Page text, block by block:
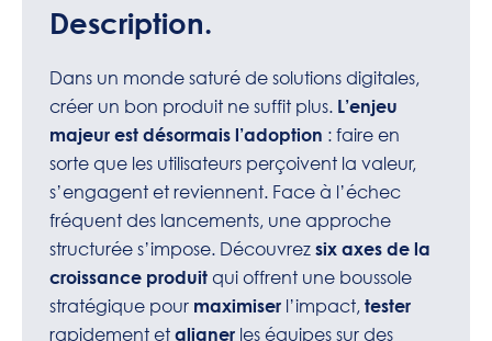
Description.
Dans un monde saturé de solutions digitales,
créer un bon produit ne suffit plus. L’enjeu
majeur est désormais l’adoption : faire en
sorte que les utilisateurs perçoivent la valeur,
s’engagent et reviennent. Face à l’échec
fréquent des lancements, une approche
structurée s’impose. Découvrez six axes de la
croissance produit qui offrent une boussole
stratégique pour maximiser l’impact, tester
rapidement et aligner les équipes sur des